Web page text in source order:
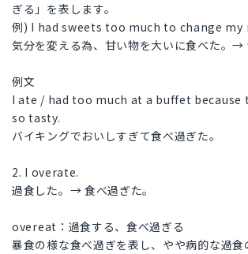
ぎる」を表します。
例) I had sweets too much to change my
気分を変える為、甘い物を大いに食べた。→
例文
I ate / had too much at a buffet because
so tasty.
バイキングでおいしすぎて食べ過ぎた。
2. I overate.
過食した。→ 食べ過ぎた。
overeat：過食する、食べ過ぎる
暴食の様な食べ過ぎを表し、やや病的な過食